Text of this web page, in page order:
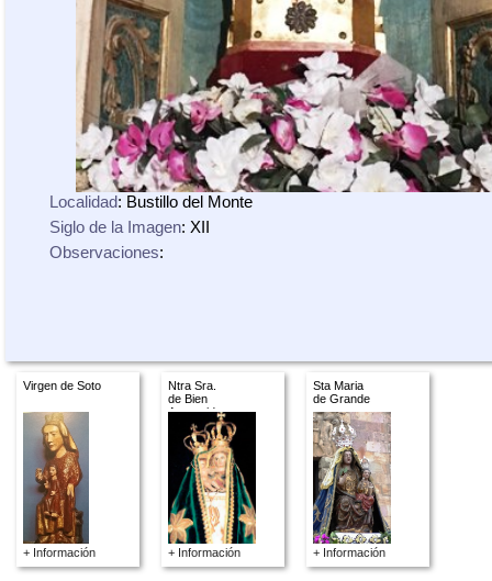
Localidad: Bustillo del Monte
Siglo de la Imagen: XII
Observaciones:
Virgen de Soto
+ Información
Ntra Sra.
de Bien
Aparecida
+ Información
Sta Maria
de Grande
+ Información